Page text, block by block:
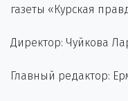
газеты «Курская
Директор: Чуйкова
Главный редактор: